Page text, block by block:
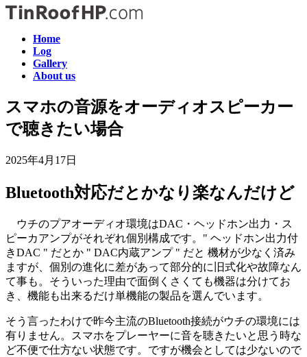
コ
キ
ッ
ナ
に
移
Home
Log
Gallery
About us
スマホの音源をオーディオスピーカー
で聴きたい場合
2025年4月17日
Bluetooth対応だとかなり楽なんだけど
ウチのプアオーディオ環境はDAC・ヘッドホン出力・ス
ピーカアンプがそれぞれ個別構成です。" ヘッドホン出力付
きDAC " だとか " DAC内蔵アンプ " だと 機材が少なく済み
ますが、個別の進化に差があって部分的に旧式化や故障なん
て事も。そういった理由で面倒くさくても機器は分けてお
き、機能も出来るだけ単機能の製品を選んでいます。
そう言ったわけで昨今主流のBluetooth接続がウチの環境には
有りません。スマホをプレーヤーに音を聴きたいと思う時な
ど不便で仕方ない状態です。ですが機会としては少ないので